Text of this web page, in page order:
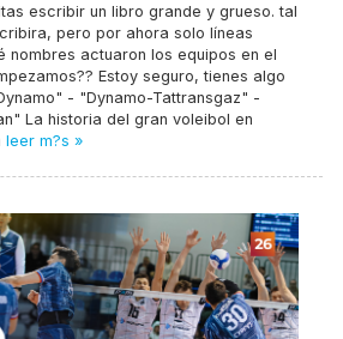
escribir un libro grande y grueso. tal
pero por ahora solo líneas
nombres actuaron los equipos en el
Estoy seguro, tienes algo
- "Dynamo-Tattransgaz" -
La historia del gran voleibol en
leer m?s »